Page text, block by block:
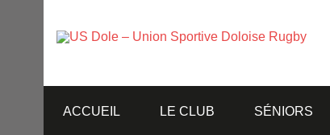
ACCUEIL LE CLUB SÉNIORS